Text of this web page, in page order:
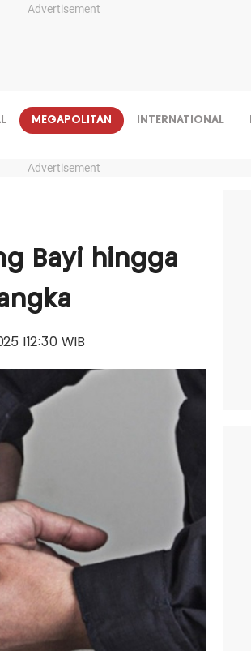
Advertisement
MEGAPOLITAN INTERNATIONAL
Advertisement
Bayi hingga
|12:30 WIB